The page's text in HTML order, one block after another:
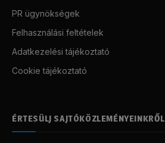
PR ügynökségek
Felhasználási feltételek
Adatkezelési tájékoztató
Cookie tájékoztató
ÉRTESÜLJ SAJTÓKÖZLEMÉNYEINKRŐL